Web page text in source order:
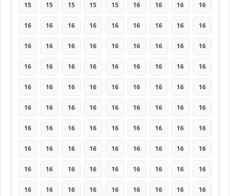
15 15 15 15 15 16 16 16 16
16 16 16 16 16 16 16 16 16
16 16 16 16 16 16 16 16 16
16 16 16 16 16 16 16 16 16
16 16 16 16 16 16 16 16 16
16 16 16 16 16 16 16 16 16
16 16 16 16 16 16 16 16 16
16 16 16 16 16 16 16 16 16
16 16 16 16 16 16 16 16 16
16 16 16 16 16 16 16 16 16